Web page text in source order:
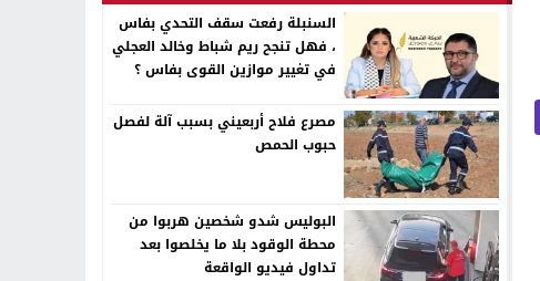
السنبلة رفعت سقف التحدي بفاس
، فهل تنجح ريم شباط وخالد العجلي
في تغيير موازين القوى بفاس ؟
مصرع فلاح أربعيني بسبب آلة لفصل
حبوب الحمص
البوليس شدو شخصين هربوا من
محطة الوقود بلا ما يخلصوا بعد
تداول فيديو الواقعة